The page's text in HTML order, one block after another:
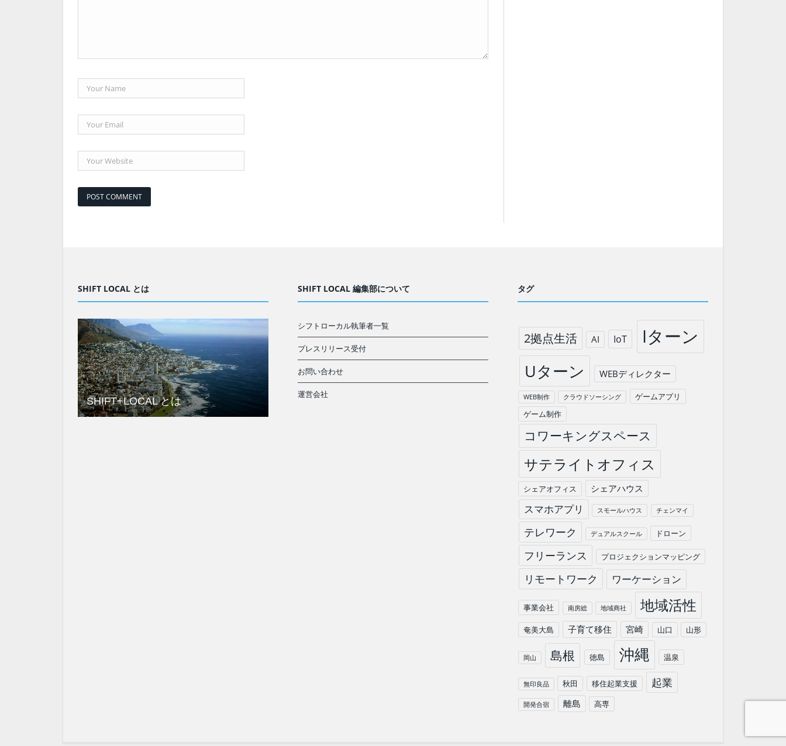
SHIFT LOCAL とは
SHIFT+LOCAL とは
SHIFT LOCAL 編集部について
シフトローカル執筆者一覧
プレスリリース受付
お問い合わせ
運営会社
タグ
2拠点生活 AI IoT Iターン
Uターン WEBディレクター
WEB制作 クラウドソーシング
ゲームアプリ
ゲーム制作
コワーキングスペース
サテライトオフィス
シェアオフィス シェアハウス
スマホアプリ スモールハウス チェンマイ
テレワーク デュアルスクール ドローン
フリーランス プロジェクションマッピング
リモートワーク ワーケーション
事業会社 南房総 地域商社 地域活性
奄美大島 子育て移住 宮崎 山口 山形
岡山 島根 徳島 沖縄 温泉
無印良品 秋田 移住起業支援 起業
開発合宿 離島 高専